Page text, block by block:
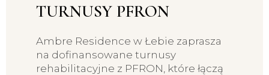
TURNUSY PFRON
Ambre Residence w Łebie zaprasza
na dofinansowane turnusy
rehabilitacyjne z PFRON, które łączą